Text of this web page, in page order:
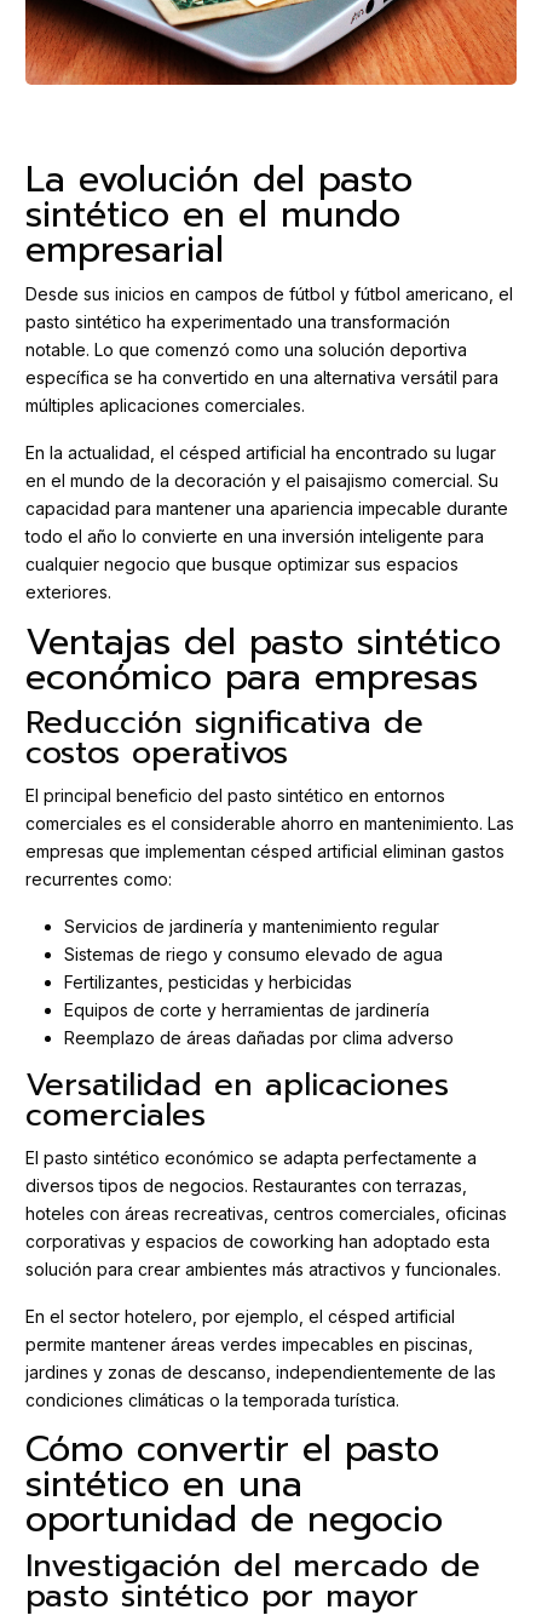
La evolución del pasto
sintético en el mundo
empresarial
Desde sus inicios en campos de fútbol y fútbol americano, el
pasto sintético ha experimentado una transformación
notable. Lo que comenzó como una solución deportiva
específica se ha convertido en una alternativa versátil para
múltiples aplicaciones comerciales.
En la actualidad, el césped artificial ha encontrado su lugar
en el mundo de la decoración y el paisajismo comercial. Su
capacidad para mantener una apariencia impecable durante
todo el año lo convierte en una inversión inteligente para
cualquier negocio que busque optimizar sus espacios
exteriores.
Ventajas del pasto sintético
económico para empresas
Reducción significativa de
costos operativos
El principal beneficio del pasto sintético en entornos
comerciales es el considerable ahorro en mantenimiento. Las
empresas que implementan césped artificial eliminan gastos
recurrentes como:
Servicios de jardinería y mantenimiento regular
Sistemas de riego y consumo elevado de agua
Fertilizantes, pesticidas y herbicidas
Equipos de corte y herramientas de jardinería
Reemplazo de áreas dañadas por clima adverso
Versatilidad en aplicaciones
comerciales
El pasto sintético económico se adapta perfectamente a
diversos tipos de negocios. Restaurantes con terrazas,
hoteles con áreas recreativas, centros comerciales, oficinas
corporativas y espacios de coworking han adoptado esta
solución para crear ambientes más atractivos y funcionales.
En el sector hotelero, por ejemplo, el césped artificial
permite mantener áreas verdes impecables en piscinas,
jardines y zonas de descanso, independientemente de las
condiciones climáticas o la temporada turística.
Cómo convertir el pasto
sintético en una
oportunidad de negocio
Investigación del mercado de
pasto sintético por mayor